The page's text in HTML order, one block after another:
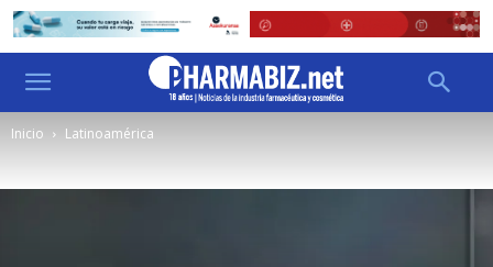
Inicio Latinoamérica